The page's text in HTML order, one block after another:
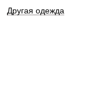
Другая одежда